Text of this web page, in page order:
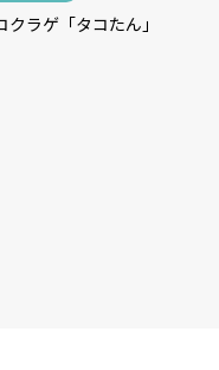
クラゲ「タコたん」